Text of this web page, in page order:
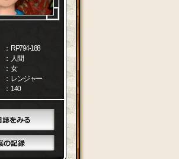
： RP794-188
： 人間
： 女
： レンジャー
： 140